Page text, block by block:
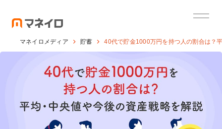
マネイロメディア 貯蓄 40代で貯金1000万円を持つ人の割合は？